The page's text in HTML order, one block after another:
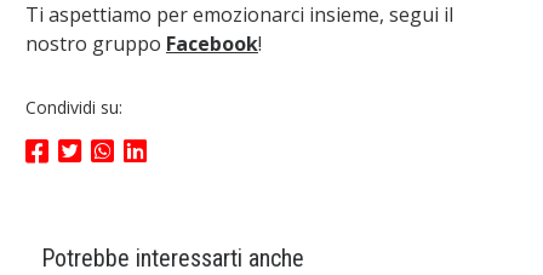
Ti aspettiamo per emozionarci insieme, segui il
nostro gruppo Facebook!
Condividi su:
Potrebbe interessarti anche